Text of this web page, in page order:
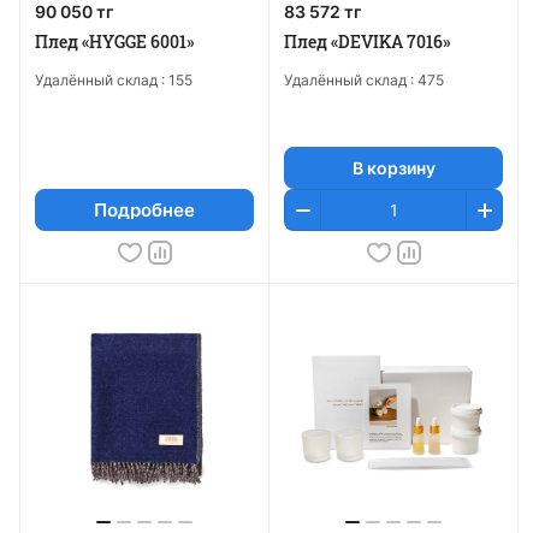
90 050 тг
Плед «HYGGE 6001»
Удалённый склад : 155
Подробнее
83 572 тг
Плед «DEVIKA 7016»
Удалённый склад : 475
В корзину